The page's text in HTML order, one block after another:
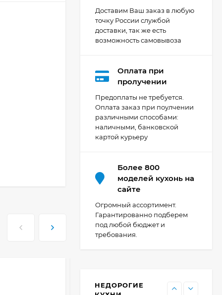
Доставим Ваш заказ в любую
точку России службой
доставки, так же есть
возможность самовывоза
Оплата при
пролучении
Предоплаты не требуется.
Оплата заказ при поулчении
различными способами:
наличными, банковской
картой курьеру
Более 800
моделей кухонь на
сайте
Огромный ассортимент.
Гарантированно подберем
под любой бюджет и
требования.
НЕДОРОГИЕ
Кухня Мишель -
длина 4,2 м
69 303₽
Кухня Принцесса -
44 091
Кухня Point 1,2 м -
13 655₽
11 476